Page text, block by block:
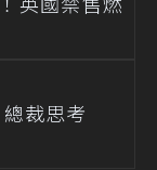
裁思考